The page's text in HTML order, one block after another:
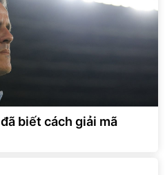
biết cách giải mã